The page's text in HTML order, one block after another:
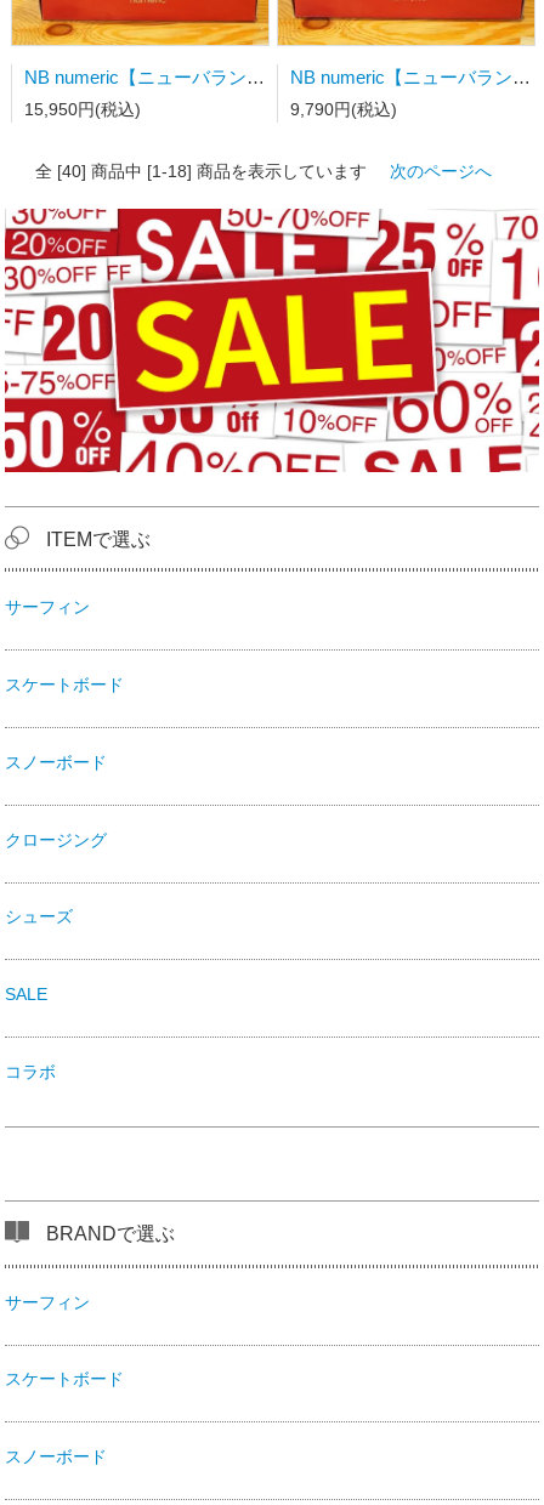
NB numeric【ニューバランス】スケートシューズ NM 480 SBW
15,950円(税込)
NB numeric【ニューバランス】スケートシューズ NM 272 BWD
9,790円(税込)
全 [40] 商品中 [1-18] 商品を表示しています 次のページへ
ITEMで選ぶ
サーフィン
スケートボード
スノーボード
クロージング
シューズ
SALE
コラボ
BRANDで選ぶ
サーフィン
スケートボード
スノーボード